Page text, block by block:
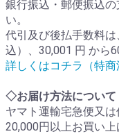
銀行振込・郵便振込
い。
代引及び後払手数料
込）、30,001 円 から
詳しくはコチラ（特商
◇お届け方法について
ヤマト運輸宅急便又
20,000円以上お買い上